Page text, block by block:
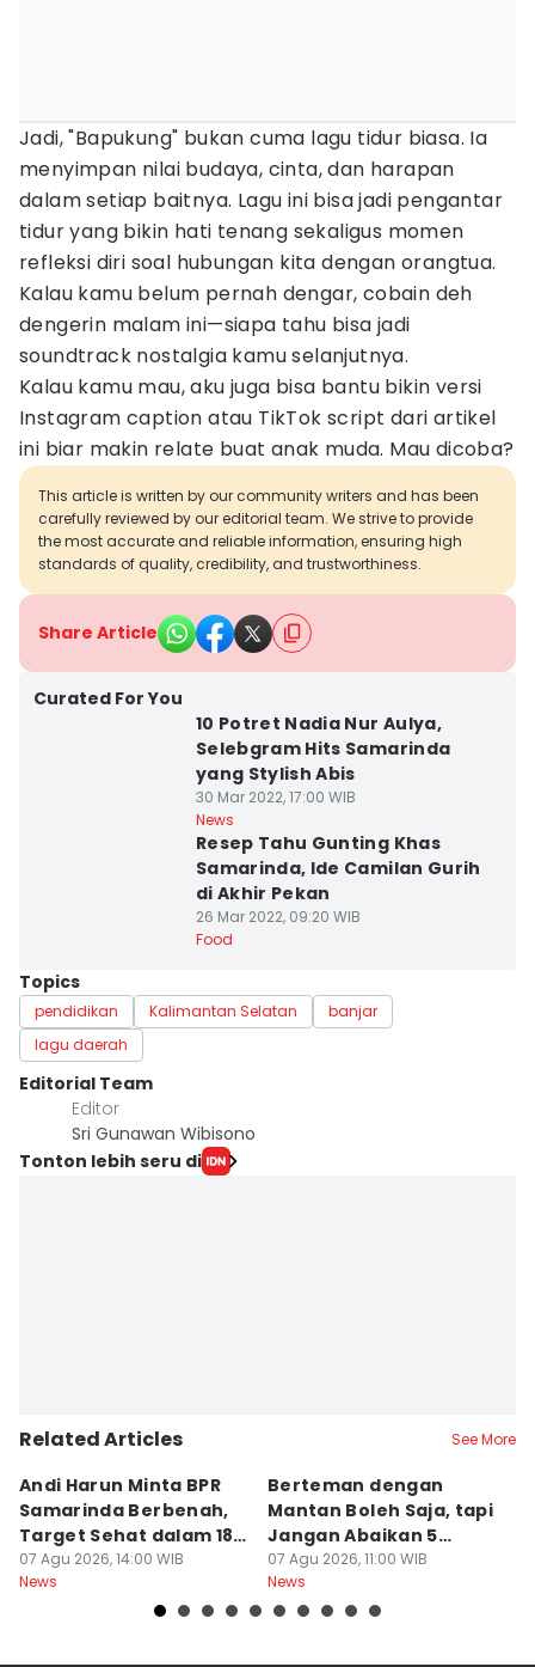
Jadi, "Bapukung" bukan cuma lagu tidur biasa. Ia
menyimpan nilai budaya, cinta, dan harapan
dalam setiap baitnya. Lagu ini bisa jadi pengantar
tidur yang bikin hati tenang sekaligus momen
refleksi diri soal hubungan kita dengan orangtua.
Kalau kamu belum pernah dengar, cobain deh
dengerin malam ini—siapa tahu bisa jadi
soundtrack nostalgia kamu selanjutnya.
Kalau kamu mau, aku juga bisa bantu bikin versi
Instagram caption atau TikTok script dari artikel
ini biar makin relate buat anak muda. Mau dicoba?
This article is written by our community writers and has been
carefully reviewed by our editorial team. We strive to provide
the most accurate and reliable information, ensuring high
standards of quality, credibility, and trustworthiness.
Share Article
Curated For You
10 Potret Nadia Nur Aulya,
Selebgram Hits Samarinda
yang Stylish Abis
30 Mar 2022, 17:00 WIB
News
Resep Tahu Gunting Khas
Samarinda, Ide Camilan Gurih
di Akhir Pekan
26 Mar 2022, 09:20 WIB
Food
Topics
pendidikan Kalimantan Selatan
banjar
lagu daerah
Editorial Team
Editor
Sri Gunawan Wibisono
Tonton lebih seru di
Related Articles See More
Andi Harun Minta BPR
Samarinda Berbenah,
Target Sehat dalam 18
Bulan
07 Agu 2026, 14:00 WIB
News
Berteman dengan
Mantan Boleh Saja, tapi
Jangan Abaikan 5
Aturan Ini
07 Agu 2026, 11:00 WIB
News